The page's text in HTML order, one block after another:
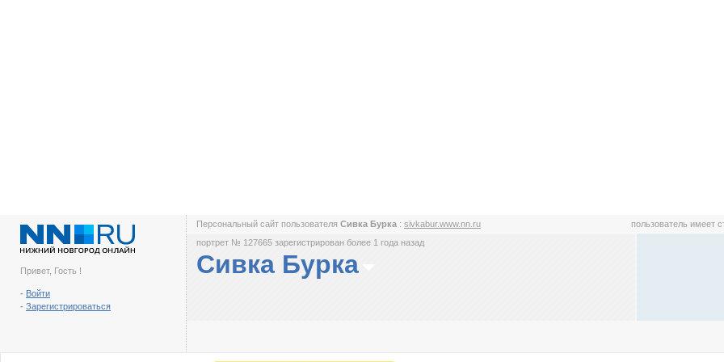
Привет, Гость !
- Войти
- Зарегистрироваться
Персональный сайт пользователя Сивка Бурка : sivkabur.www.nn.ru пользователь имеет
портрет № 127665 зарегистрирован более 1 года назад
Сивка Бурка